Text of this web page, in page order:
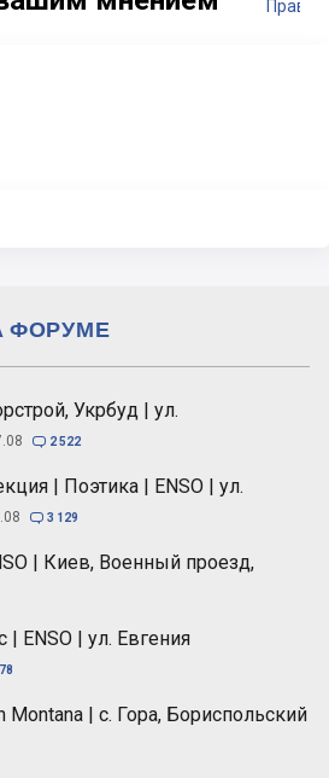
Укрбуд | ул.
 2 522
| Поэтика | ENSO | ул.
 3 129
| Киев, Военный проезд,
ENSO | ул. Евгения
Montana | с. Гора, Бориспольский
ФОРУМЕ